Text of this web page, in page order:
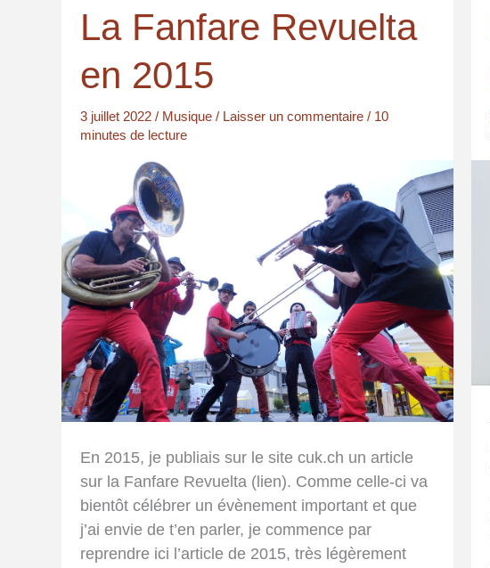
La Fanfare Revuelta
en 2015
3 juillet 2022 / Musique / Laisser un commentaire / 10
minutes de lecture
En 2015, je publiais sur le site cuk.ch un article
sur la Fanfare Revuelta (lien). Comme celle-ci va
bientôt célébrer un évènement important et que
j’ai envie de t’en parler, je commence par
reprendre ici l’article de 2015, très légèrement